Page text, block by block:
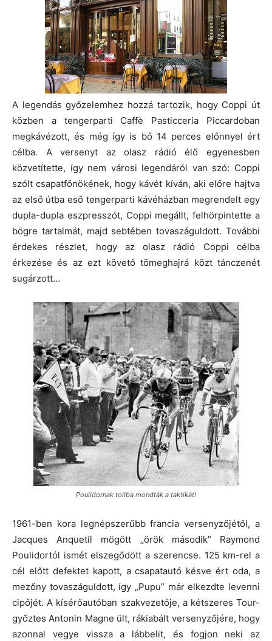
A legendás győzelemhez hozzá tartozik, hogy Coppi út
közben a tengerparti Caffè Pasticceria Piccardoban
megkávézott, és még így is bő 14 perces előnnyel ért
célba. A versenyt az olasz rádió élő egyenesben
közvetítette, így nem városi legendáról van szó: Coppi
szólt csapatfőnökének, hogy kávét kíván, aki előre hajtva
az első útba eső tengerparti kávéházban megrendelt egy
dupla-dupla eszpresszót, Coppi megállt, felhörpintette a
bögre tartalmát, majd sebtében tovaszáguldott. További
érdekes részlet, hogy az olasz rádió Coppi célba
érkezése és az ezt követő tömeghajrá közt tánczenét
sugárzott…
Poulidornak tollba mondták a taktikát!
1961-ben kora legnépszerűbb francia versenyzőjétől, a
Jacques Anquetil mögött „örök második” Raymond
Poulidortól ismét elszegődött a szerencse. 125 km-rel a
cél előtt defektet kapott, a csapatautó késve ért oda, a
mezőny tovaszáguldott, így „Pupu” már elkezdte levenni
cipőjét. A kísérőautóban szakvezetője, a kétszeres Tour-
győztes Antonin Magne ült, rákiabált versenyzőjére, hogy
azonnal vegye vissza a lábbelit, és fogjon neki az